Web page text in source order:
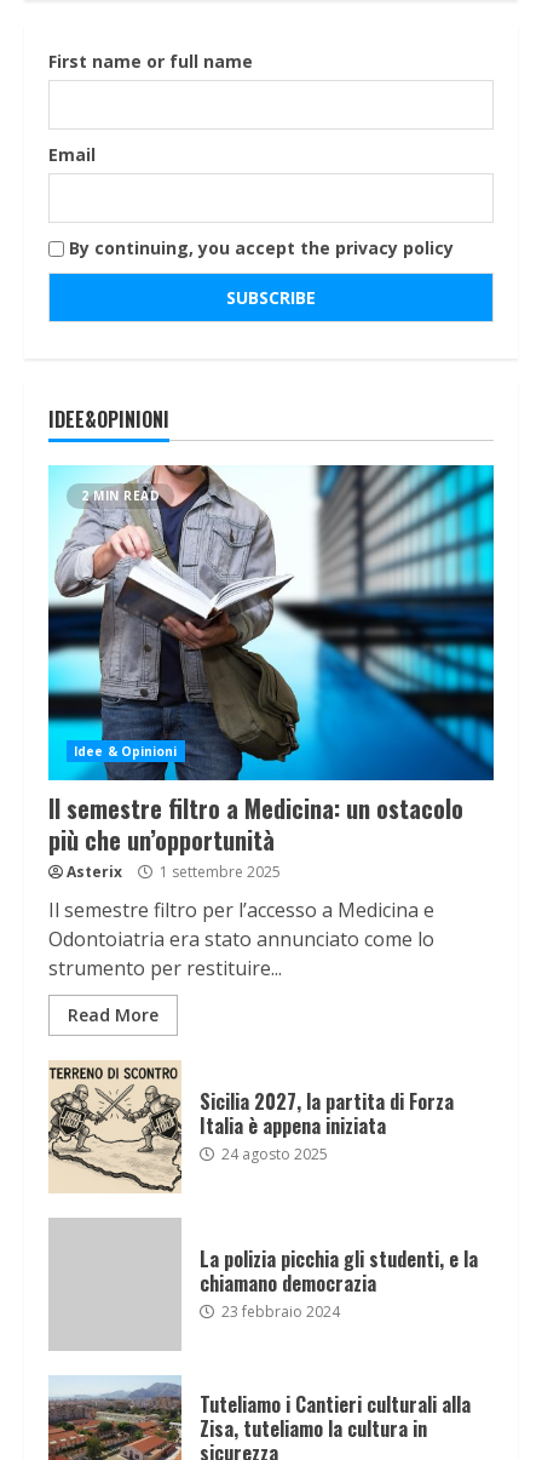
First name or full name
Email
By continuing, you accept the privacy policy
IDEE&OPINIONI
2 MIN READ
Idee & Opinioni
Il semestre filtro a Medicina: un ostacolo
più che un’opportunità
Asterix 1 settembre 2025
Il semestre filtro per l’accesso a Medicina e
Odontoiatria era stato annunciato come lo
strumento per restituire...
Read More
Sicilia 2027, la partita di Forza
Italia è appena iniziata
24 agosto 2025
La polizia picchia gli studenti, e la
chiamano democrazia
23 febbraio 2024
Tuteliamo i Cantieri culturali alla
Zisa, tuteliamo la cultura in
sicurezza